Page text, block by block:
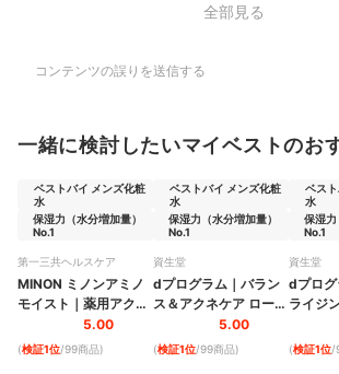
全部見る
コンテンツの誤りを送信する
一緒に検討したいマイベストのお
ベストバイ メンズ化粧
水
保湿力（水分増加量）
No.1
第一三共ヘルスケア
MINON ミノンアミノ
モイスト ｜ 薬用アクネ
ケア ローション
5.00
(検証1位/99商品)
ベストバイ メンズ化粧
水
保湿力（水分増加量）
No.1
資生堂
dプログラム ｜ バラン
ス＆アクネケア ローシ
5.00
(検証1位/99商品)
ベス
水
保湿力
No.1
資生堂
dプログ
ライジ
ーショ
(検証1位/